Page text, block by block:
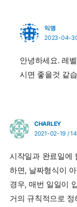
익명
2023-04-
안녕하세요. 레
시면 좋을것 같
CHARLEY
2021-02-19 /
시작일과 완료일에
하면, 날짜형식이
경우, 매번 일일이
거의 규칙적으로